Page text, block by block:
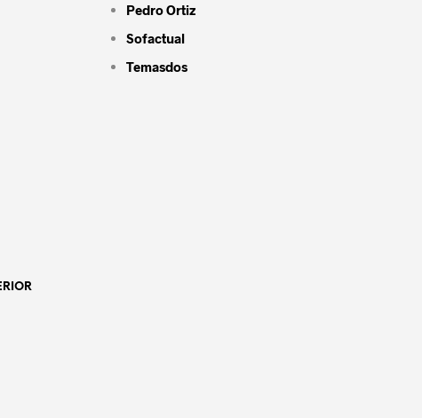
Pedro Ortiz
Sofactual
Temasdos